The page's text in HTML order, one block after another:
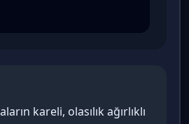
kareli, olasılık ağırlıklı